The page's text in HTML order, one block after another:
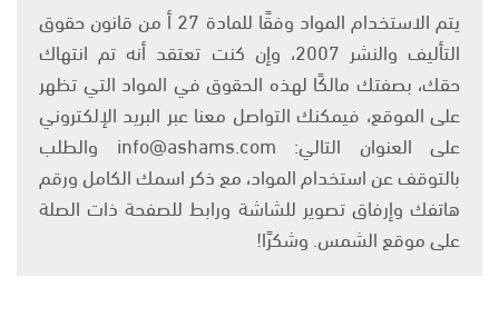
يتم الاستخدام المواد وفقًا للمادة 27 أ من قانون حقوق
التأليف والنشر 2007، وإن كنت تعتقد أنه تم انتهاك
حقك، بصفتك مالكًا لهذه الحقوق في المواد التي تظهر
على الموقع، فيمكنك التواصل معنا عبر البريد الإلكتروني
على العنوان التالي: info@ashams.com والطلب
بالتوقف عن استخدام المواد، مع ذكر اسمك الكامل ورقم
هاتفك وإرفاق تصوير للشاشة ورابط للصفحة ذات الصلة
على موقع الشمس. وشكرًا!